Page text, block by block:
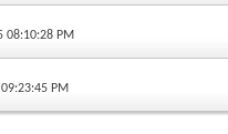
08:10:28 PM
PM